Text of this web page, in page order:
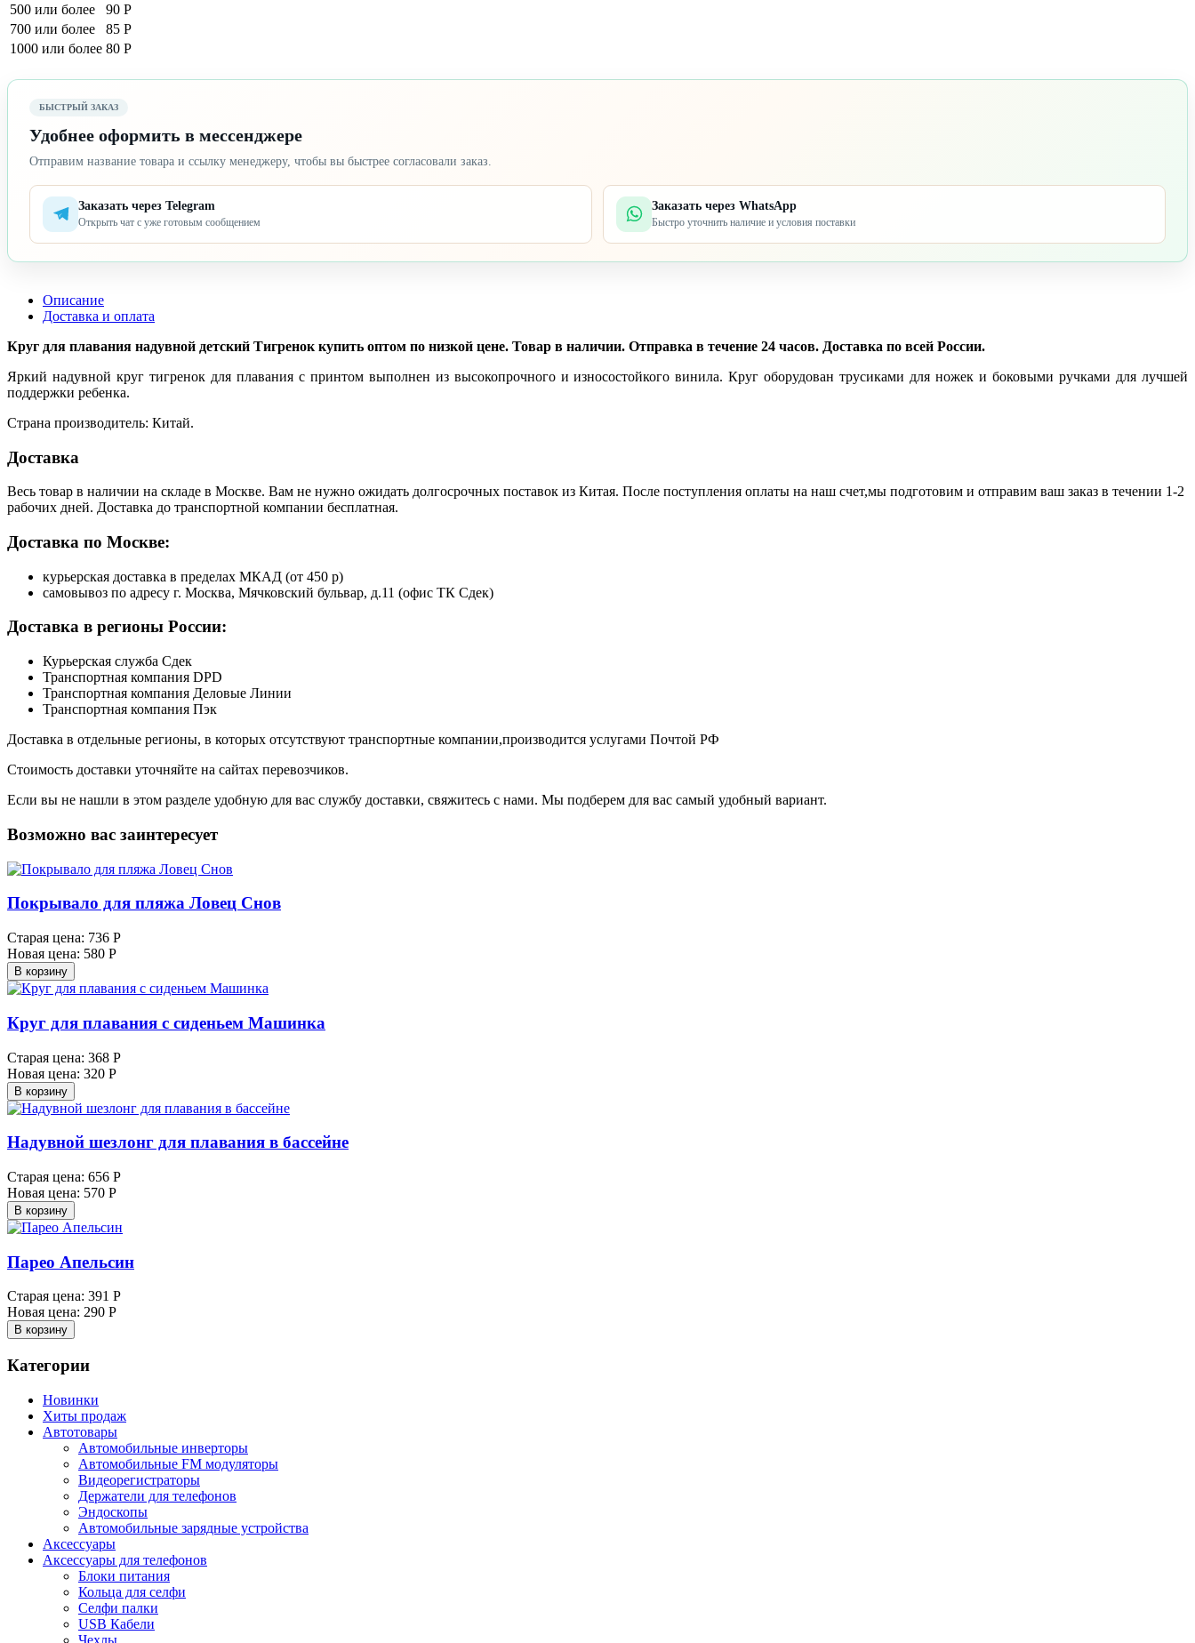
500 или более
90 Р
700 или более
85 Р
1000 или более 80 Р
БЫСТРЫЙ ЗАКАЗ
Удобнее оформить в мессенджере
Отправим название товара и ссылку менеджеру, чтобы вы быстрее согласовали заказ.
Заказать через Telegram
Открыть чат с уже готовым сообщением
Заказать через WhatsApp
Быстро уточнить наличие и условия поставки
Описание
Доставка и оплата
Круг для плавания надувной детский Тигренок купить оптом по низкой цене. Товар в наличии. Отправка в течение 24 часов. Доставка по всей России.
Яркий надувной круг тигренок для плавания с принтом выполнен из высокопрочного и износостойкого винила. Круг оборудован трусиками для ножек и боковыми ручками для лучшей
поддержки ребенка.
Страна производитель: Китай.
Доставка
Весь товар в наличии на складе в Москве. Вам не нужно ожидать долгосрочных поставок из Китая. После поступления оплаты на наш счет,мы подготовим и отправим ваш заказ в течении 1-2
рабочих дней. Доставка до транспортной компании бесплатная.
Доставка по Москве:
курьерская доставка в пределах МКАД (от 450 р)
самовывоз по адресу г. Москва, Мячковский бульвар, д.11 (офис ТК Сдек)
Доставка в регионы России:
Курьерская служба Сдек
Транспортная компания DPD
Транспортная компания Деловые Линии
Транспортная компания Пэк
Доставка в отдельные регионы, в которых отсутствуют транспортные компании,производится услугами Почтой РФ
Стоимость доставки уточняйте на сайтах перевозчиков.
Если вы не нашли в этом разделе удобную для вас службу доставки, свяжитесь с нами. Мы подберем для вас самый удобный вариант.
Возможно вас заинтересует
Покрывало для пляжа Ловец Снов
Старая цена: 736 Р
Новая цена: 580 Р
В корзину
Круг для плавания с сиденьем Машинка
Старая цена: 368 Р
Новая цена: 320 Р
В корзину
Надувной шезлонг для плавания в бассейне
Старая цена: 656 Р
Новая цена: 570 Р
В корзину
Парео Апельсин
Старая цена: 391 Р
Новая цена: 290 Р
В корзину
Категории
Новинки
Хиты продаж
Автотовары
Автомобильные инверторы
Автомобильные FM модуляторы
Видеорегистраторы
Держатели для телефонов
Эндоскопы
Автомобильные зарядные устройства
Аксессуары
Аксессуары для телефонов
Блоки питания
Кольца для селфи
Селфи палки
USB Кабели
Чехлы